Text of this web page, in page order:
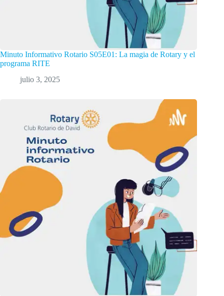
Minuto Informativo Rotario S05E01: La magia de Rotary y el
programa RITE
julio 3, 2025